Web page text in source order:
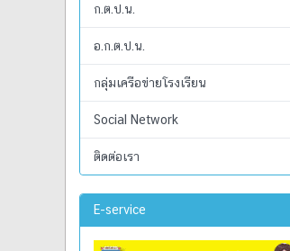
ก.ต.ป.น.
อ.ก.ต.ป.น.
กลุ่มเครือข่ายโรงเรียน
Social Network
ติดต่อเรา
E-service